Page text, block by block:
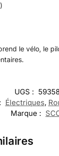
le vélo, le
UGS :
Électriques,
Marque :